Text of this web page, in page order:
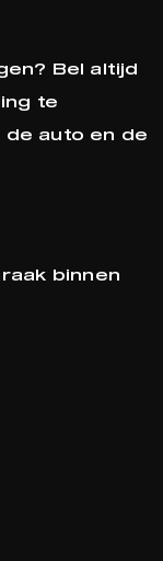
Bel altijd
te
auto en de
binnen